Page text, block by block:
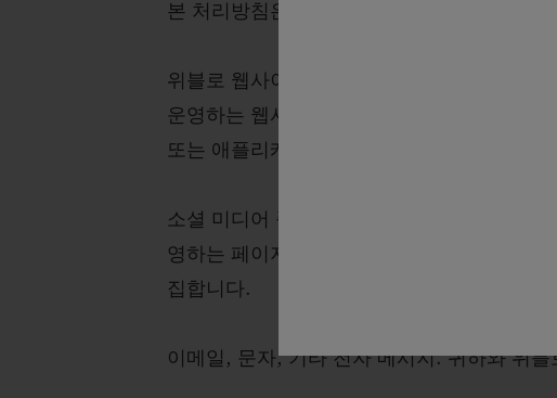
본 처리방침은 다음 출처에서 당사가 귀하로
위블로 웹사이트 또는 모바일 사이트/앱. 자
운영하는 웹사이트, 관련 기능(예: 실시간
또는 애플리케이션. 이러한 웹사이트 및 앱
소셜 미디어 플랫폼(SNS). 당사는 페이스
영하는 페이지로부터 정보를 수집합니다.
집합니다.
이메일, 문자, 기타 전자 메시지. 귀하와 위